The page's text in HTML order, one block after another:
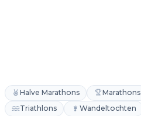
Halve Marathons Marathons
Triathlons
Wandeltochten